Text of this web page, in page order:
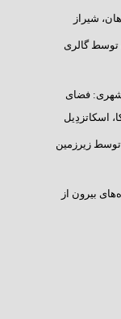
شیراز
توسط گالری
شهری: فضای
اسکاتزدِیل
زیرزمین
بیرون از